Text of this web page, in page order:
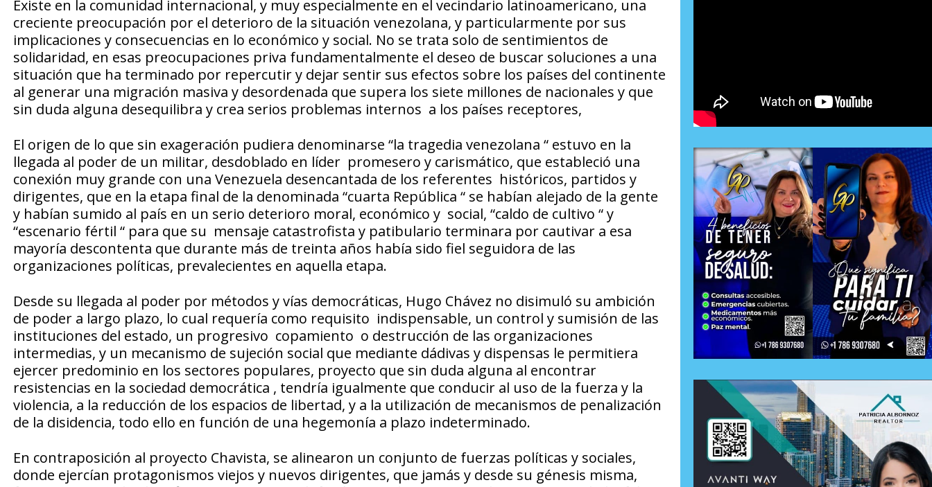
Existe en la comunidad internacional, y muy especialmente en el vecindario latinoamericano, una
creciente preocupación por el deterioro de la situación venezolana, y particularmente por sus
implicaciones y consecuencias en lo económico y social. No se trata solo de sentimientos de
solidaridad, en esas preocupaciones priva fundamentalmente el deseo de buscar soluciones a una
situación que ha terminado por repercutir y dejar sentir sus efectos sobre los países del continente
al generar una migración masiva y desordenada que supera los siete millones de nacionales y que
sin duda alguna desequilibra y crea serios problemas internos a los países receptores,
El origen de lo que sin exageración pudiera denominarse “la tragedia venezolana “ estuvo en la
llegada al poder de un militar, desdoblado en líder promesero y carismático, que estableció una
conexión muy grande con una Venezuela desencantada de los referentes históricos, partidos y
dirigentes, que en la etapa final de la denominada “cuarta República “ se habían alejado de la gente
y habían sumido al país en un serio deterioro moral, económico y social, “caldo de cultivo “ y
“escenario fértil “ para que su mensaje catastrofista y patibulario terminara por cautivar a esa
mayoría descontenta que durante más de treinta años había sido fiel seguidora de las
organizaciones políticas, prevalecientes en aquella etapa.
Desde su llegada al poder por métodos y vías democráticas, Hugo Chávez no disimuló su ambición
de poder a largo plazo, lo cual requería como requisito indispensable, un control y sumisión de las
instituciones del estado, un progresivo copamiento o destrucción de las organizaciones
intermedias, y un mecanismo de sujeción social que mediante dádivas y dispensas le permitiera
ejercer predominio en los sectores populares, proyecto que sin duda alguna al encontrar
resistencias en la sociedad democrática , tendría igualmente que conducir al uso de la fuerza y la
violencia, a la reducción de los espacios de libertad, y a la utilización de mecanismos de penalización
de la disidencia, todo ello en función de una hegemonía a plazo indeterminado.
En contraposición al proyecto Chavista, se alinearon un conjunto de fuerzas políticas y sociales,
donde ejercían protagonismos viejos y nuevos dirigentes, que jamás y desde su génesis misma,